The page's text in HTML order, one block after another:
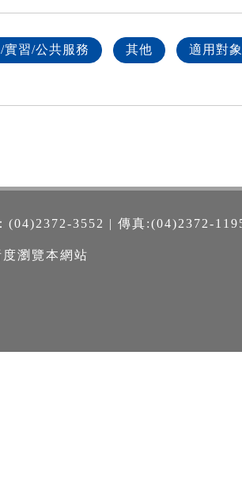
實習/公共服務 其他 適用對象
(04)2372-3552 | 傳真:(04)2372-
瀏覽本網站